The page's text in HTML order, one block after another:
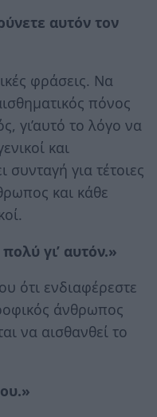
αυτόν τον
φράσεις. Να
πόνος
γι’αυτό το λόγο να
και
συνταγή για τέτοιες
και κάθε
γι’ αυτόν.»
ότι ενδιαφέρεστε
άνθρωπος
να αισθανθεί το